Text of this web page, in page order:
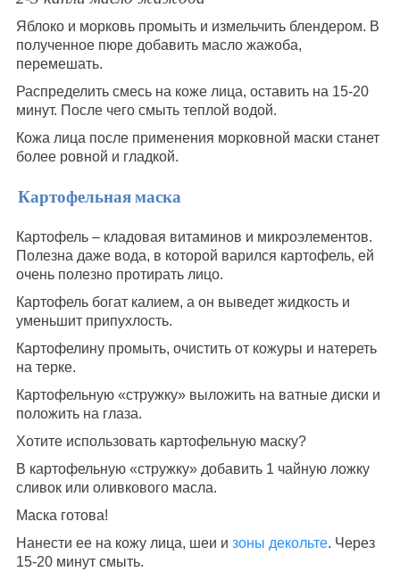
Яблоко и морковь промыть и измельчить блендером. В
полученное пюре добавить масло жажоба,
перемешать.
Распределить смесь на коже лица, оставить на 15-20
минут. После чего смыть теплой водой.
Кожа лица после применения морковной маски станет
более ровной и гладкой.
Картофельная маска
Картофель – кладовая витаминов и микроэлементов.
Полезна даже вода, в которой варился картофель, ей
очень полезно протирать лицо.
Картофель богат калием, а он выведет жидкость и
уменьшит припухлость.
Картофелину промыть, очистить от кожуры и натереть
на терке.
Картофельную «стружку» выложить на ватные диски и
положить на глаза.
Хотите использовать картофельную маску?
В картофельную «стружку» добавить 1 чайную ложку
сливок или оливкового масла.
Маска готова!
Нанести ее на кожу лица, шеи и зоны декольте. Через
15-20 минут смыть.